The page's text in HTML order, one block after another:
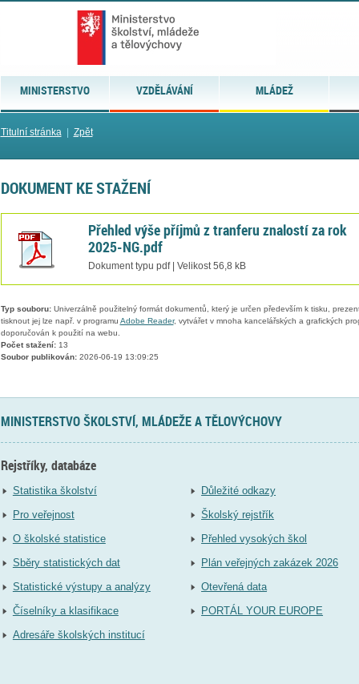
MINISTERSTVO VZDĚLÁVÁNÍ MLÁDEŽ
Titulní stránka| Zpět
DOKUMENT KE STAŽENÍ
Přehled výše příjmů z tranferu znalostí za rok
2025-NG.pdf
Dokument typu pdf | Velikost 56,8 kB
Typ souboru:Univerzálně použitelný formát dokumentů, který je určen především k tisku,
tisknout jej lze např. v programu Adobe Reader, vytvářet v mnoha kancelářských a grafických
doporučován k použití na webu.
Počet stažení:13
Soubor publikován:2026-06-19 13:09:25
MINISTERSTVO ŠKOLSTVÍ, MLÁDEŽE A TĚLOVÝCHOVY
Rejstříky, databáze
Statistika školství
Pro veřejnost
O školské statistice
Sběry statistických dat
Statistické výstupy a analýzy
Číselníky a klasifikace
Adresáře školských institucí
Důležité odkazy
Školský rejstřík
Přehled vysokých škol
Plán veřejných zakázek 2026
Otevřená data
PORTÁL YOUR EUROPE